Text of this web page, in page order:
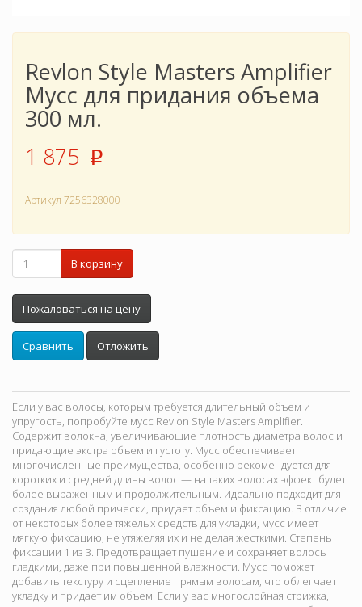
Revlon Style Masters Amplifier
Мусс для придания объема
300 мл.
1 875 p
Артикул 7256328000
В корзину
Пожаловаться на цену
Сравнить Отложить
Если у вас волосы, которым требуется длительный объем и
упругость, попробуйте мусс Revlon Style Masters Amplifier.
Содержит волокна, увеличивающие плотность диаметра волос и
придающие экстра объем и густоту. Мусс обеспечивает
многочисленные преимущества, особенно рекомендуется для
коротких и средней длины волос — на таких волосах эффект будет
более выраженным и продолжительным. Идеально подходит для
создания любой прически, придает объем и фиксацию. В отличие
от некоторых более тяжелых средств для укладки, мусс имеет
мягкую фиксацию, не утяжеляя их и не делая жесткими. Степень
фиксации 1 из 3. Предотвращает пушение и сохраняет волосы
гладкими, даже при повышенной влажности. Мусс поможет
добавить текстуру и сцепление прямым волосам, что облегчает
укладку и придает им объем. Если у вас многослойная стрижка,